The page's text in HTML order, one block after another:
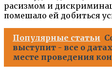
расизмом и
помешало ей добиться
Популярные статьи
выступит - все о
месте проведения